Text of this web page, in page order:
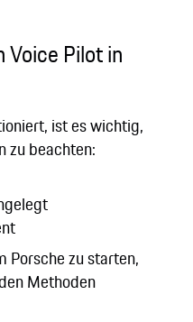
Pilot in
ist es wichtig,
zu beachten:
Porsche zu starten,
Methoden